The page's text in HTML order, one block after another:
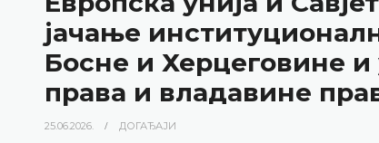
јачање
Босне и Херцеговине
права и владавине
25.06.2026. ДОГАЂАЈИ